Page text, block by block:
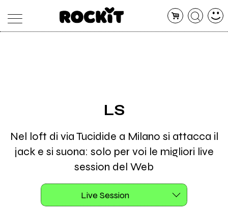
LS
Nel loft di via Tucidide a Milano si attacca il
jack e si suona: solo per voi le migliori live
session del Web
Live Session